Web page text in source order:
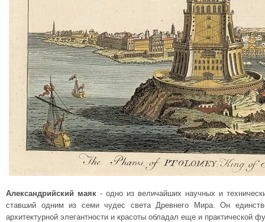
Александрийский маяк - одно из величайших научных и
ставший одним из семи чудес света Древнего Мира. Он
архитектурной элегантности и красоты обладал еще и практической